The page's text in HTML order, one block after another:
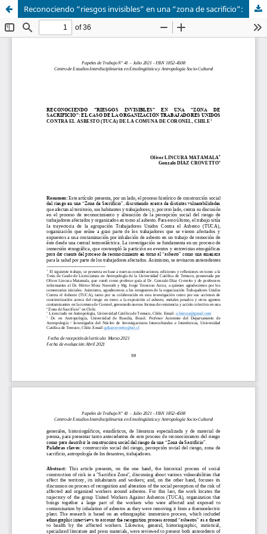
Reconociendo “riesgos invisibles” en una “zona de sacrificio”: